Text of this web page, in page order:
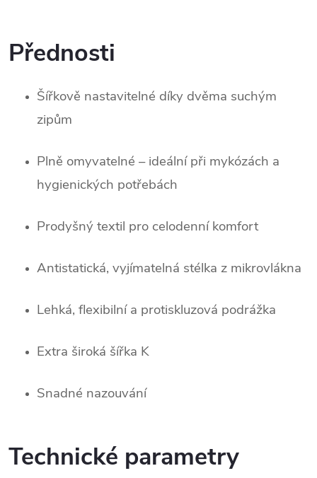
Přednosti
Šířkově nastavitelné díky dvěma suchým
zipům
Plně omyvatelné – ideální při mykózách a
hygienických potřebách
Prodyšný textil pro celodenní komfort
Antistatická, vyjímatelná stélka z mikrovlákna
Lehká, flexibilní a protiskluzová podrážka
Extra široká šířka K
Snadné nazouvání
Technické parametry